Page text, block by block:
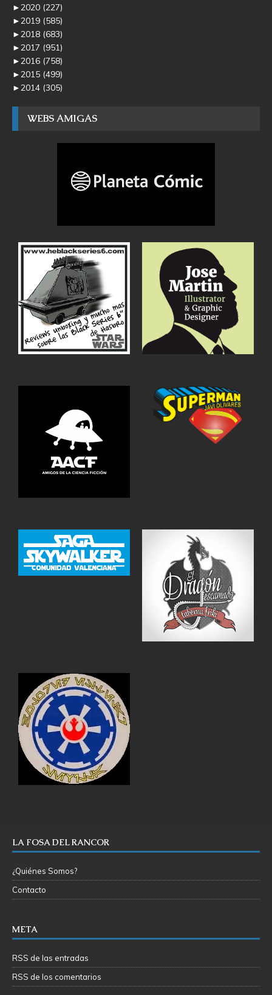
►2020 (227)
►2019 (585)
►2018 (683)
►2017 (951)
►2016 (758)
►2015 (499)
►2014 (305)
WEBS AMIGAS
LA FOSA DEL RANCOR
¿Quiénes Somos?
Contacto
META
RSS de las entradas
RSS de los comentarios